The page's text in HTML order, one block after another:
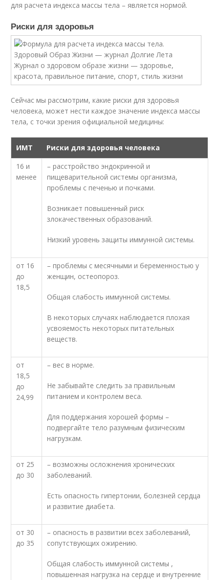
для расчета индекса массы тела – является нормой.
Риски для здоровья
Сейчас мы рассмотрим, какие риски для здоровья
человека, может нести каждое значение индекса массы
тела, с точки зрения официальной медицины:
ИМТ
Риски для здоровья человека
16 и
менее
– расстройство эндокринной и
пищеварительной системы организма,
проблемы с печенью и почками.
Возникает повышенный риск
злокачественных образований.
Низкий уровень защиты иммунной системы.
от 16
до
18,5
– проблемы с месячными и беременностью у
женщин, остеопороз.
Общая слабость иммунной системы.
В некоторых случаях наблюдается плохая
усвояемость некоторых питательных
веществ.
от
18,5
до
24,99
– вес в норме.
Не забывайте следитьза правильным
питанием и контролем веса.
Для поддержания хорошей формы –
подвергайте тело разумным физическим
нагрузкам.
от 25
до 30
– возможны осложнения хронических
заболеваний.
Есть опасность гипертонии, болезней сердца
и развитие диабета.
от 30
до 35
– опасность в развитии всех заболеваний,
сопутствующих ожирению.
Общая слабостьиммунной системы ,
повышенная нагрузка на сердце и внутренние